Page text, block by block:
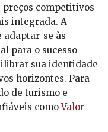
preços competitivos
integrada. A
adaptar-se às
para o sucesso
sua identidade
horizontes. Para
de turismo e
comoValor